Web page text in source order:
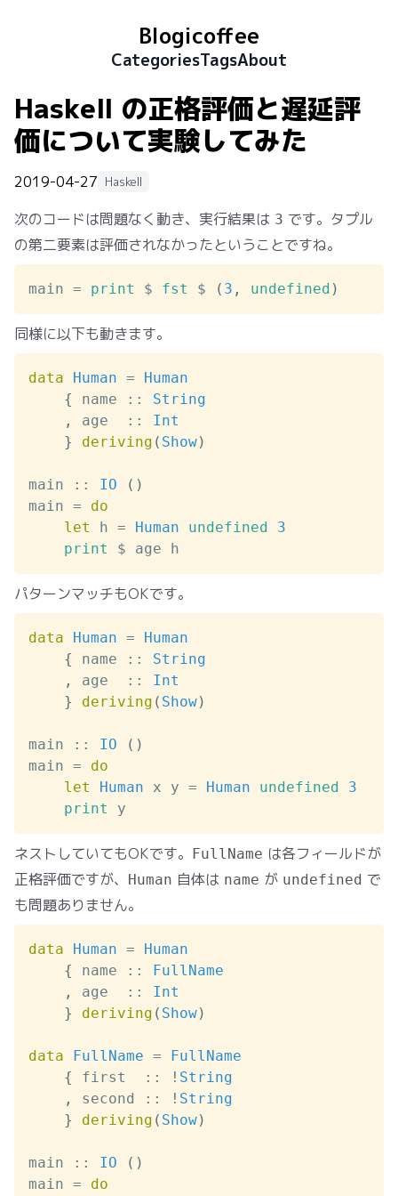
Blogicoffee
CategoriesTagsAbout
Haskell の正格評価と遅延評
価について実験してみた
2019-04-27 Haskell
次のコードは問題なく動き、実行結果は 3 です。タプル
の第二要素は評価されなかったということですね。
main = print $ fst $ ( 3 , undefined )
同様に以下も動きます。
data Human =
Human
{
name ::
String
,
age ::
Int
}
deriving ( Show)
main :: IO ( )
main =
do
let
h = Human undefined
3
print
$ age h
パターンマッチもOKです。
data Human =
Human
{
name ::
String
,
age ::
Int
}
deriving ( Show)
main :: IO ( )
main =
do
let
Human x y = Human undefined
3
print
y
ネストしていてもOKです。 FullName は各フィールドが
正格評価ですが、
Human 自体は name が undefined で
も問題ありません。
data Human =
Human
{
name ::
FullName
,
age ::
Int
}
deriving ( Show)
data FullName =
FullName
{
first :: ! String
,
second :: ! String
}
deriving ( Show)
main :: IO ( )
main = do